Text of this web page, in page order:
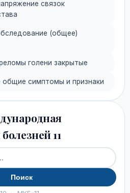
связок
(общее)
голени закрытые
общие симптомы и признаки
11
Поиск